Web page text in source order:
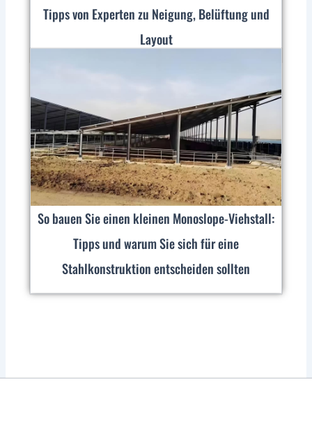
Tipps von Experten zu Neigung, Belüftung und
Layout
So bauen Sie einen kleinen Monoslope-Viehstall:
Tipps und warum Sie sich für eine
Stahlkonstruktion entscheiden sollten